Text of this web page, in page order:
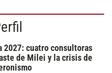
2027: cuatro consultoras
de Milei y la crisis de